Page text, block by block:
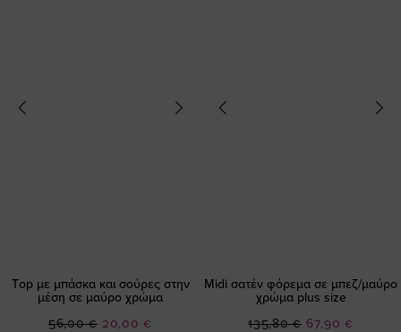
Τop με μπάσκα και σούρες στην
μέση σε μαύρο χρώμα
Ειδική
20,00 €
56,00 €
Midi σατέν φόρεμα σε μπεζ/μαύρο
χρώμα plus size
Ειδική
67,90 €
135,80 €